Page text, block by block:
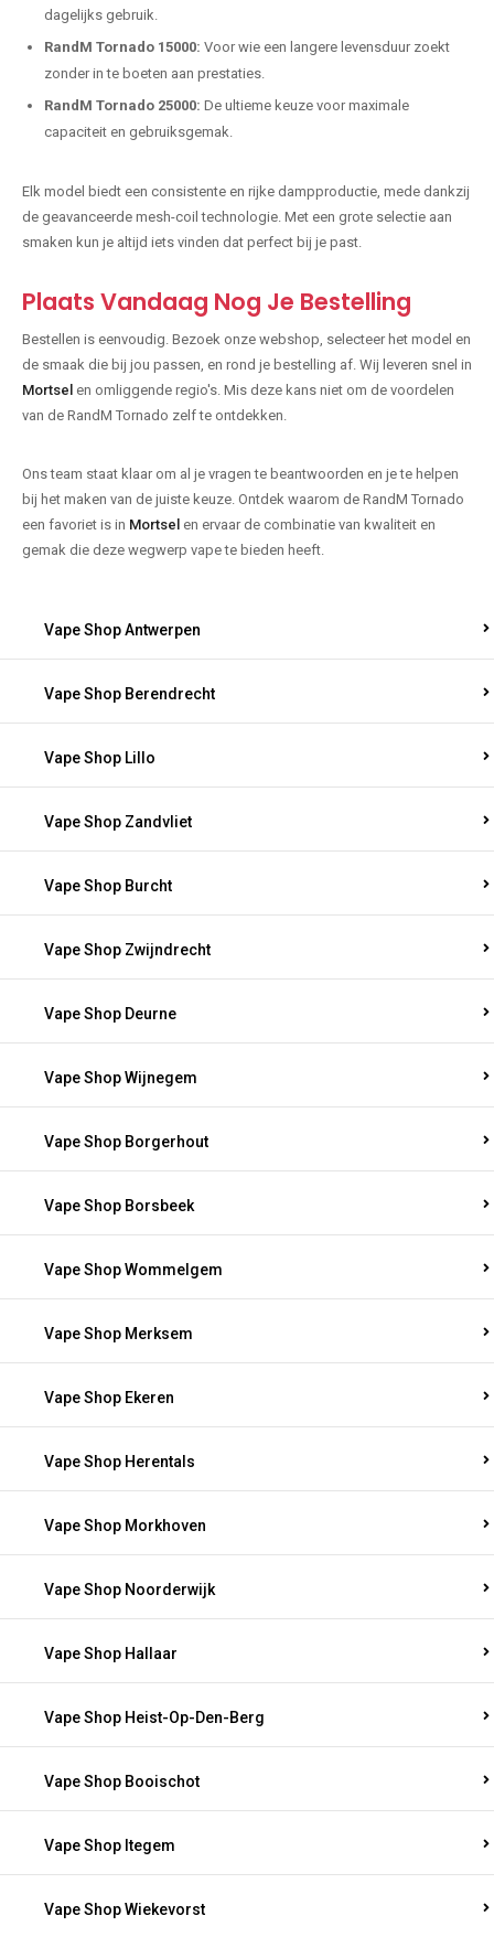
dagelijks gebruik.
RandM Tornado 15000: Voor wie een langere levensduur zoekt
zonder in te boeten aan prestaties.
RandM Tornado 25000: De ultieme keuze voor maximale
capaciteit en gebruiksgemak.
Elk model biedt een consistente en rijke dampproductie, mede dankzij
de geavanceerde mesh-coil technologie. Met een grote selectie aan
smaken kun je altijd iets vinden dat perfect bij je past.
Plaats Vandaag Nog Je Bestelling
Bestellen is eenvoudig. Bezoek onze webshop, selecteer het model en
de smaak die bij jou passen, en rond je bestelling af. Wij leveren snel in
Mortsel en omliggende regio's. Mis deze kans niet om de voordelen
van de RandM Tornado zelf te ontdekken.
Ons team staat klaar om al je vragen te beantwoorden en je te helpen
bij het maken van de juiste keuze. Ontdek waarom de RandM Tornado
een favoriet is in Mortsel en ervaar de combinatie van kwaliteit en
gemak die deze wegwerp vape te bieden heeft.
Vape Shop Antwerpen
Vape Shop Berendrecht
Vape Shop Lillo
Vape Shop Zandvliet
Vape Shop Burcht
Vape Shop Zwijndrecht
Vape Shop Deurne
Vape Shop Wijnegem
Vape Shop Borgerhout
Vape Shop Borsbeek
Vape Shop Wommelgem
Vape Shop Merksem
Vape Shop Ekeren
Vape Shop Herentals
Vape Shop Morkhoven
Vape Shop Noorderwijk
Vape Shop Hallaar
Vape Shop Heist-Op-Den-Berg
Vape Shop Booischot
Vape Shop Itegem
Vape Shop Wiekevorst